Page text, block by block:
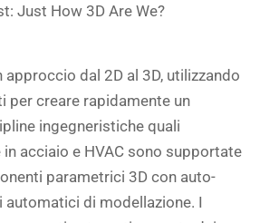
Just How 3D Are We?
dal 2D al 3D, utilizzando
per creare rapidamente un
ingegneristiche quali
acciaio e HVAC sono supportate
parametrici 3D con auto-
di modellazione. I